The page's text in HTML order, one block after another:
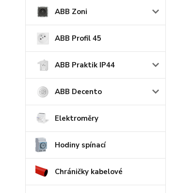
ABB Zoni
ABB Profil 45
ABB Praktik IP44
ABB Decento
Elektroměry
Hodiny spínací
Chráničky kabelové